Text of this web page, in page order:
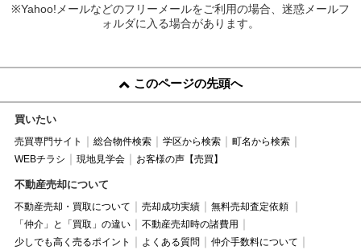
※Yahoo!メールなどのフリーメールをご利用の場合、迷惑メールフ
ォルダに入る場合があります。
このページの先頭へ
買いたい
売買専門サイト 総合物件検索 学区から検索
町名から検索
WEBチラシ
現地見学会 お客様の声【売買】
不動産売却について
不動産売却・買取について 売却成功実績
無料売却査定依頼
「仲介」と「買取」の違い
不動産売却時の諸費用
少しでも高く売るポイント
よくある質問
仲介手数料について